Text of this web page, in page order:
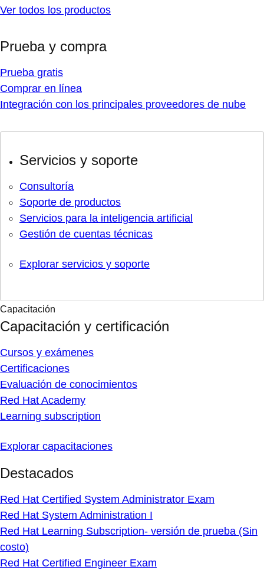
Ver todos los productos
Prueba y compra
Prueba gratis
Comprar en línea
Integración con los principales proveedores de nube
Servicios y soporte
Consultoría
Soporte de productos
Servicios para la inteligencia artificial
Gestión de cuentas técnicas
Explorar servicios y soporte
Capacitación
Capacitación y certificación
Cursos y exámenes
Certificaciones
Evaluación de conocimientos
Red Hat Academy
Learning subscription
Explorar capacitaciones
Destacados
Red Hat Certified System Administrator Exam
Red Hat System Administration I
Red Hat Learning Subscription- versión de prueba (Sin
costo)
Red Hat Certified Engineer Exam